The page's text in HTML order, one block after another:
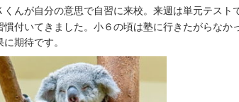
くんが自分の意思で自習に来校。来週は単元テスト
慣付いてきました。小６の頃は塾に行きたがらなか
に期待です。